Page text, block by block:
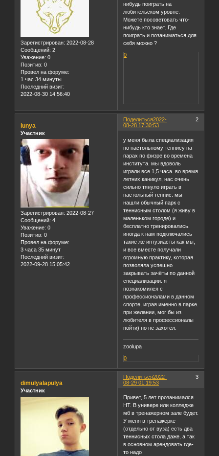
Зарегистрирован: 2022-08-28
Сообщений: 2
Уважение: 0
Позитив: 0
Провел на форуме:
1 час 34 минуты
Последний визит:
2022-08-30 14:56:40
нибудь поиграть на
любительском уровне.
Можете посоветовать что-
нибудь кто знает. Где
поиграть и позаниматься для
себя можно ?
0
Поделиться 2
2022-
08-28 17:30:53
lunya
Участник
Зарегистрирован: 2022-08-27
Сообщений: 4
Уважение: 0
Позитив: 0
Провел на форуме:
3 часа 35 минут
Последний визит:
2022-09-28 15:05:42
у меня была специализация
по настольному теннису на
парах по физре во времена
института. мы вдоволь
играли все 1,5 часа. во время
летних каникул, нас очень
сильно тянуло играть в
настольный теннис. мы
нашли обычный парк с
теннисным столом (я живу в
маленьком городе) и
бесплатно тренировались.
иногда к нам подключались
такие же интузиасты как мы,
и все вместе получали
огромную практику, которая
позволяла успешно
закрывать зачёты по данной
специализации. я
познакомился с
профессионалами в данном
спорте, играя именно в парке.
при желании, мог бы из
любителя в профессионалы
пойти) но не захотел.
zoolupa
0
Поделиться 3
2022-
08-29 01:19:53
dimulyalapulya
Участник
Привет, 5 лет прозанимался
НТ. В универе или колледже
мб в тренажерном зале будет.
У меня в тренажерке
(отдельно от вуза) есть два
теннисных стола даже, а так
в основном арендовать где-
то надо